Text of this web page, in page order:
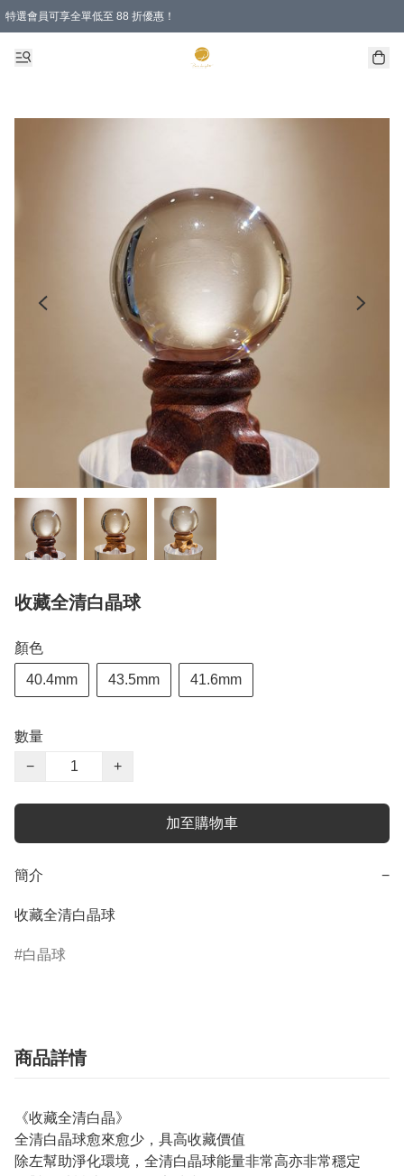
特選會員可享全單低至 88 折優惠！
收藏全清白晶球
顏色
40.4mm 43.5mm 41.6mm
數量
−
+
加至購物車
簡介 −
收藏全清白晶球
白晶球
商品詳情
《收藏全清白晶》
全清白晶球愈來愈少，具高收藏價值
除左幫助淨化環境，全清白晶球能量非常高亦非常穩定